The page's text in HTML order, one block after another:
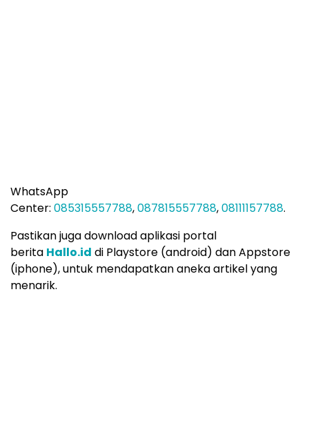
WhatsApp
Center: 085315557788,087815557788,08111157788.
Pastikan juga download aplikasi portal
berita Hallo.id di Playstore (android) dan Appstore
(iphone), untuk mendapatkan aneka artikel yang
menarik.